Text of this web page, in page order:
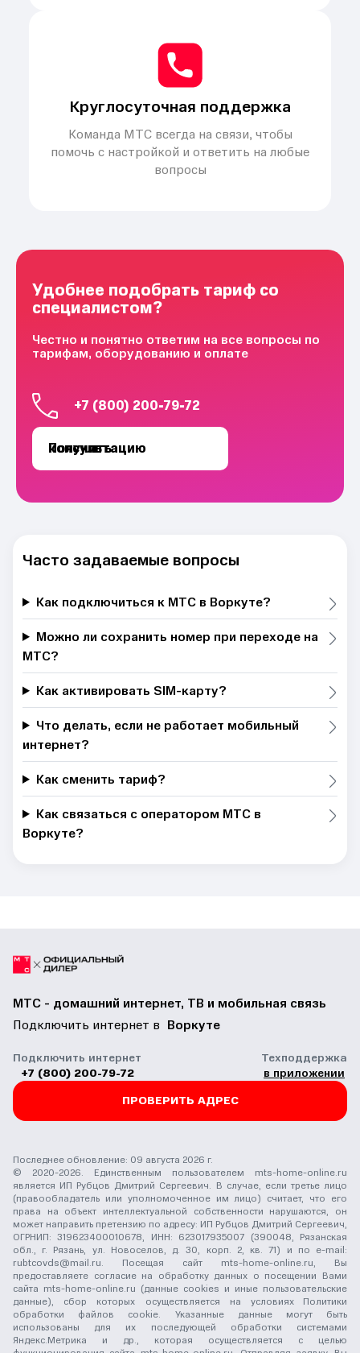
Круглосуточная поддержка
Команда МТС всегда на связи, чтобы
помочь с настройкой и ответить на любые
вопросы
Удобнее подобрать тариф со
специалистом?
Честно и понятно ответим на все вопросы по
тарифам, оборудованию и оплате
+7 (800) 200-79-72
Получить консультацию
Часто задаваемые вопросы
Как подключиться к МТС в Воркуте?
Можно ли сохранить номер при переходе на
МТС?
Как активировать SIM-карту?
Что делать, если не работает мобильный
интернет?
Как сменить тариф?
Как связаться с оператором МТС в
Воркуте?
МТС - домашний интернет, ТВ и мобильная связь
Подключить интернет в Воркуте
Подключить интернет
+7 (800) 200-79-72
Техподдержка
в приложении
ПРОВЕРИТЬ АДРЕС
Последнее обновление: 09 августа 2026 г.
© 2020-2026. Единственным пользователем mts-home-online.ru
является ИП Рубцов Дмитрий Сергеевич. В случае, если третье лицо
(правообладатель или уполномоченное им лицо) считает, что его
права на объект интеллектуальной собственности нарушаются, он
может направить претензию по адресу: ИП Рубцов Дмитрий Сергеевич,
ОГРНИП: 319623400010678, ИНН: 623017935007 (390048, Рязанская
обл., г. Рязань, ул. Новоселов, д. 30, корп. 2, кв. 71) и по e-mail:
rubtcovds@mail.ru. Посещая сайт mts-home-online.ru, Вы
предоставляете согласие на обработку данных о посещении Вами
сайта mts-home-online.ru (данные cookies и иные пользовательские
данные), сбор которых осуществляется на условиях Политики
обработки файлов cookie. Указанные данные могут быть
использованы для их последующей обработки системами
Яндекс.Метрика и др., которая осуществляется с целью